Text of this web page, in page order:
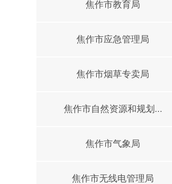
焦作市教育局
焦作市应急管理局
焦作市烟草专卖局
焦作市自然资源和规划...
焦作市气象局
焦作市无线电管理局